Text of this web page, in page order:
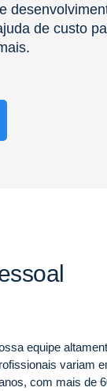
de custo
equipe
variam
com mais de